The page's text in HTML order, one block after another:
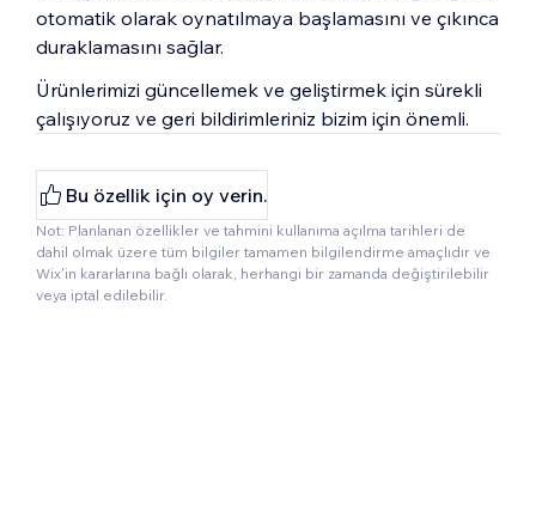
otomatik olarak oynatılmaya başlamasını ve çıkınca
duraklamasını sağlar.
Ürünlerimizi güncellemek ve geliştirmek için sürekli
çalışıyoruz ve geri bildirimleriniz bizim için önemli.
Bu özellik için oy verin.
Not: Planlanan özellikler ve tahmini kullanıma açılma tarihleri de
dahil olmak üzere tüm bilgiler tamamen bilgilendirme amaçlıdır ve
Wix'in kararlarına bağlı olarak, herhangi bir zamanda değiştirilebilir
veya iptal edilebilir.